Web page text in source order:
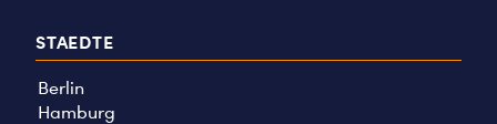
STAEDTE
Berlin
Hamburg